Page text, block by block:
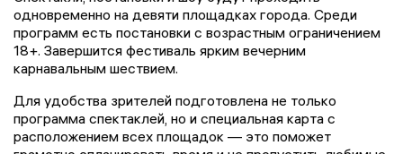
одновременно на девяти площадках города. Среди
программ есть постановки с возрастным ограничением
18+. Завершится фестиваль ярким вечерним
карнавальным шествием.
Для удобства зрителей подготовлена не только
программа спектаклей, но и специальная карта с
расположением всех площадок — это поможет